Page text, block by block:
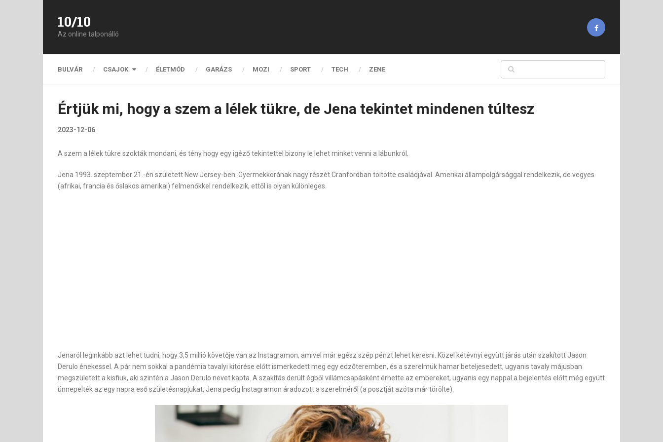
10/10
Az online talponálló
BULVÁR CSAJOK ÉLETMÓD GARÁZS MOZI SPORT TECH ZENE
Értjük mi, hogy a szem a lélek tükre, de Jena tekintet mindenen túltesz
2023-12-06
A szem a lélek tükre szokták mondani, és tény hogy egy igéző tekintettel bizony le lehet minket venni a lábunkról.
Jena 1993. szeptember 21.-én született New Jersey-ben. Gyermekkorának nagy részét Cranfordban töltötte családjával. Amerikai állampolgársággal rendelkezik, de vegyes
(afrikai, francia és őslakos amerikai) felmenőkkel rendelkezik, ettől is olyan különleges.
Jenaról leginkább azt lehet tudni, hogy 3,5 millió követője van az Instagramon, amivel már egész szép pénzt lehet keresni. Közel kétévnyi együtt járás után szakított Jason
Derulo énekessel. A pár nem sokkal a pandémia tavalyi kitörése előtt ismerkedett meg egy edzőteremben, és a szerelmük hamar beteljesedett, ugyanis tavaly májusban
megszületett a kisfiuk, aki szintén a Jason Derulo nevet kapta. A szakítás derült égből villámcsapásként érhette az embereket, ugyanis egy nappal a bejelentés előtt még együtt
ünnepelték az egy napra eső születésnapjukat, Jena pedig Instagramon áradozott a szerelméről (a posztját azóta már törölte).